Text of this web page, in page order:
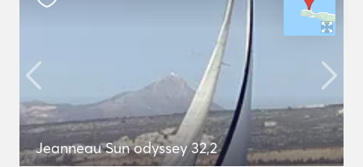
Jeanneau Sun odyssey 32,2